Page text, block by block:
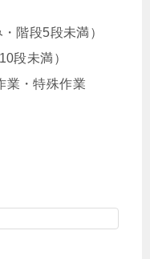
階段5段未満）
段未満）
業・特殊作業